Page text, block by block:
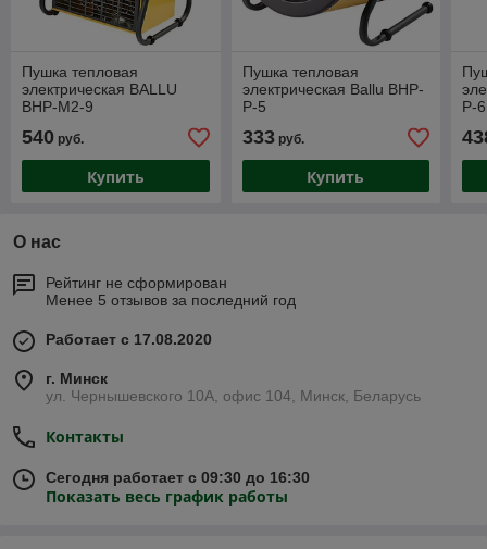
Пушка тепловая
электрическая BALLU
BHP-M2-9
540 руб.
Купить
Пушка тепловая
электрическая Ballu BHP-
P-5
333руб.
Купить
P-6
О нас
Рейтинг не сформирован
Менее 5 отзывов за последний год
Работает с 17.08.2020
г. Минск
ул. Чернышевского 10А, офис 104, Минск, Беларусь
Контакты
Сегодня работает с 09:30 до 16:30
Показать весь график работы